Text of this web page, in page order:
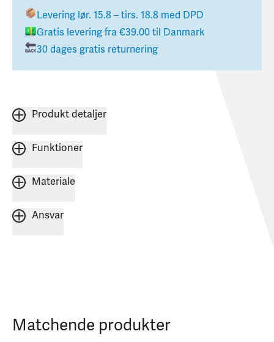
Levering lør. 15.8 – tirs. 18.8 med DPD
Gratis levering fra €39.00 til Danmark
30 dages gratis returnering
Produkt detaljer
Funktioner
Materiale
Ansvar
Matchende produkter